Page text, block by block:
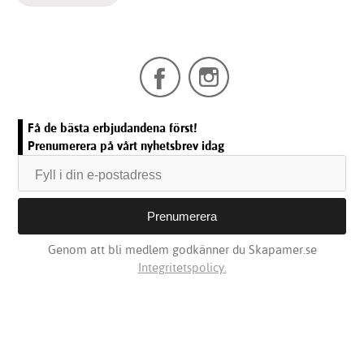
Få de bästa erbjudandena först!
Prenumerera på vårt nyhetsbrev idag
Genom att bli medlem godkänner du Skapamer.se
Integritetspolicy.